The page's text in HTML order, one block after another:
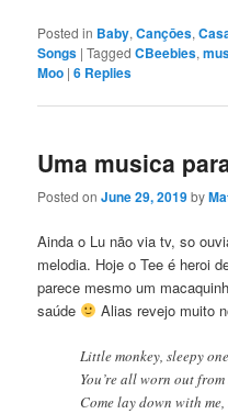
Posted in Baby,Cançōes,
Songs |Tagged CBeebies,
Moo |6 Replies
Uma musica
Posted onJune 29, 2019by
Ainda o Lu não via tv, so
melodia. Hoje o Tee é heroi
parece mesmo um
saúde
Alias revejo muito
Little monkey, sleepy one
You’re all worn out
Come lay down with